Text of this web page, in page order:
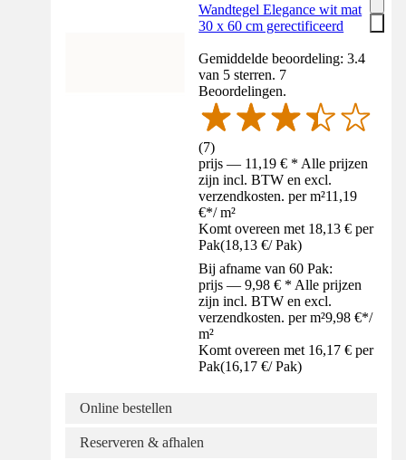
Wandtegel Elegance wit mat
30 x 60 cm gerectificeerd
Gemiddelde beoordeling: 3.4
van 5 sterren. 7
Beoordelingen.
(7)
prijs — 11,19 € * Alle prijzen
zijn incl. BTW en excl.
verzendkosten. per m²11,19
€*/ m²
Komt overeen met 18,13 € per
Pak(18,13 €/ Pak)
Bij afname van 60 Pak:
prijs — 9,98 € * Alle prijzen
zijn incl. BTW en excl.
verzendkosten. per m²9,98 €*/
m²
Komt overeen met 16,17 € per
Pak(16,17 €/ Pak)
Online bestellen
Reserveren & afhalen